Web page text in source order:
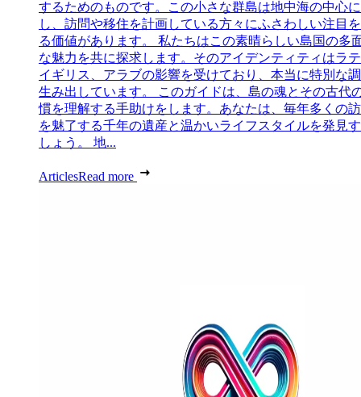
するためのものです。この小さな群島は地中海の中心
し、訪問や移住を計画している方々にふさわしい注目
る価値があります。 私たちはこの素晴らしい島国の多
な魅力を共に探求します。そのアイデンティティはラ
イギリス、アラブの影響を受けており、本当に特別な
生み出しています。 このガイドは、島の魂とその古代
慣を理解する手助けをします。あなたは、毎年多くの
を魅了する千年の遺産と温かいライフスタイルを発見
しょう。 地...
ArticlesRead more